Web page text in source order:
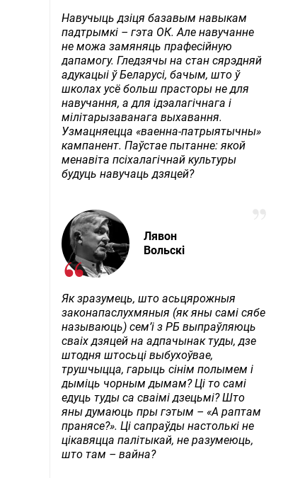
Навучыць дзіця базавым навыкам
падтрымкі – гэта ОК. Але навучанне
не можа замяняць прафесійную
дапамогу. Гледзячы на стан сярэдняй
адукацыі ў Беларусі, бачым, што ў
школах усё больш прасторы не для
навучання, а для ідэалагічнага і
мілітарызаванага выхавання.
Узмацняецца «ваенна-патрыятычны»
кампанент. Паўстае пытанне: якой
менавіта псіхалагічнай культуры
будуць навучаць дзяцей?
Лявон
Вольскі
Як зразумець, што асьцярожныя
законапаслухмяныя (як яны самі сябе
называюць) сем’і з РБ выпраўляюць
сваіх дзяцей на адпачынак туды, дзе
штодня штосьці выбухоўвае,
трушчыцца, гарыць сінім полымем і
дыміць чорным дымам? Ці то самі
едуць туды са сваімі дзецьмі? Што
яны думаюць пры гэтым – «А раптам
пранясе?». Ці сапраўды настолькі не
цікавяцца палітыкай, не разумеюць,
што там – вайна?